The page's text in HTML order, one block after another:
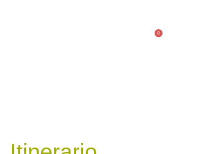
0
Cart